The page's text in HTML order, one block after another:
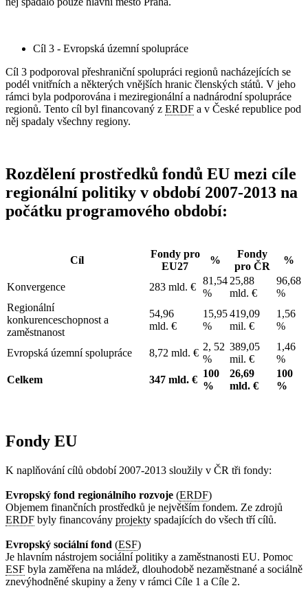
Cíl 3 - Evropská územní spolupráce
Cíl 3 podporoval přeshraniční spolupráci regionů nacházejících se
podél vnitřních a některých vnějších hranic členských států. V jeho
rámci byla podporována i meziregionální a nadnárodní spolupráce
regionů. Tento cíl byl financovaný z ERDF a v České republice pod
něj spadaly všechny regiony.
Rozdělení prostředků fondů EU mezi cíle
regionální politiky v období 2007-2013 na
počátku programového období:
Cíl
Fondy pro
EU27
%
Fondy
pro ČR
%
Konvergence 283 mld. €
81,54
%
25,88
mld. €
96,68
%
Regionální
konkurenceschopnost a
zaměstnanost
54,96
mld. €
15,95
%
419,09
mil. €
1,56
%
Evropská územní spolupráce 8,72 mld. €
2, 52
%
389,05
mil. €
1,46
%
Celkem
347 mld. €
100
%
26,69
mld. €
100
%
Fondy EU
K naplňování cílů období 2007-2013 sloužily v ČR tři fondy:
Evropský fond regionálního rozvoje (ERDF)
Objemem finančních prostředků je největším fondem. Ze zdrojů
ERDF byly financovány projekty spadajících do všech tří cílů.
Evropský sociální fond (ESF)
Je hlavním nástrojem sociální politiky a zaměstnanosti EU. Pomoc
ESF byla zaměřena na mládež, dlouhodobě nezaměstnané a sociálně
znevýhodněné skupiny a ženy v rámci Cíle 1 a Cíle 2.